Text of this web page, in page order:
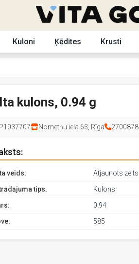
Kuloni Ķēdītes Krusti
kulons, 0.94 g
Nometņu iela 63, Rīga
veids: Atjaunots zelts
tips: Kulons
0.94
585